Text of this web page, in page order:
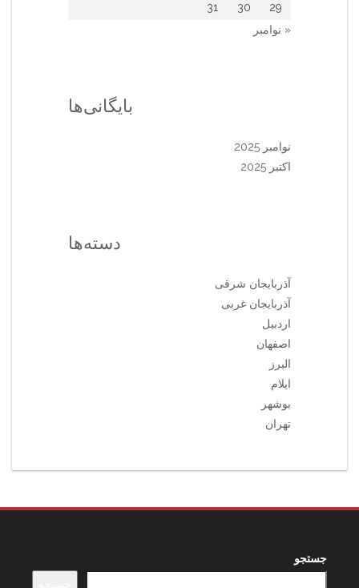
29
30
31
« نوامبر
بایگانی‌ها
نوامبر 2025
اکتبر 2025
دسته‌ها
آذربایجان شرقی
آذربایجان غربی
اردبیل
اصفهان
البرز
ایلام
بوشهر
تهران
جستجو